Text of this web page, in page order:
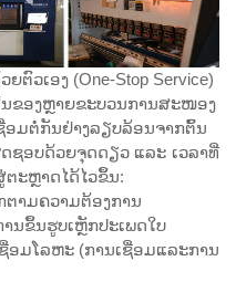
ຕົວເອງ (One-Stop Service)
ຂອງຫຼາຍຂະບວນການສະໜອງ
ອມຕໍ່ກັນຢ່າງລຽບລ້ອນຈາກຕົ້ນ
ຊອບດ້ວຍຈຸດດຽວ ແລະ ເວລາທີ່
ະຫຼາດໄດ້ໄວຂຶ້ນ:
ຕາມຄວາມຕ້ອງການ
ນຂຶ້ນຮູບເຫຼັກປະເພດໃບ
ອມໂລຫະ (ການເຊື່ອມແລະການ